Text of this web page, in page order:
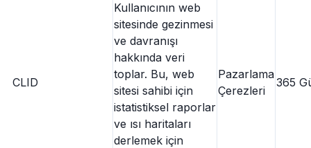
CLID
Kullanıcının web
sitesinde gezinmesi
ve davranışı
hakkında veri
toplar. Bu, web
sitesi sahibi için
istatistiksel raporlar
ve ısı haritaları
derlemek için
Pazarlama
Çerezleri
365